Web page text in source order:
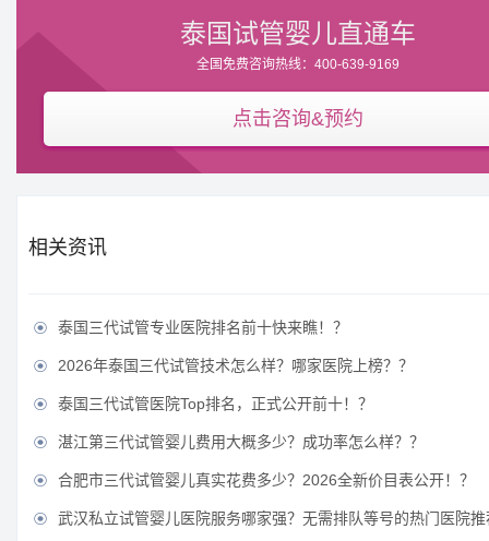
泰国试管婴儿直通车
全国免费咨询热线：400-639-9169
点击咨询&预约
相关资讯
 泰国三代试管专业医院排名前十快来瞧！？
 2026年泰国三代试管技术怎么样？哪家医院上榜？？
 泰国三代试管医院Top排名，正式公开前十！？
 湛江第三代试管婴儿费用大概多少？成功率怎么样？？
 合肥市三代试管婴儿真实花费多少？2026全新价目表公开！？
 武汉私立试管婴儿医院服务哪家强？无需排队等号的热门医院推